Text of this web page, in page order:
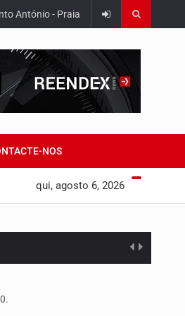
António - Praia
NOS
qui, agosto 6, 2026